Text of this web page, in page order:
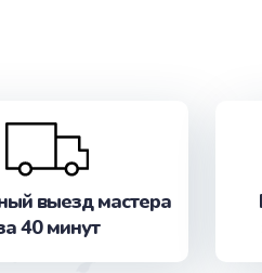
выезд мастера
40 минут